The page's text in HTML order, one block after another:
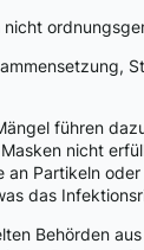
führen
nicht
an Partikeln
das
Behörden